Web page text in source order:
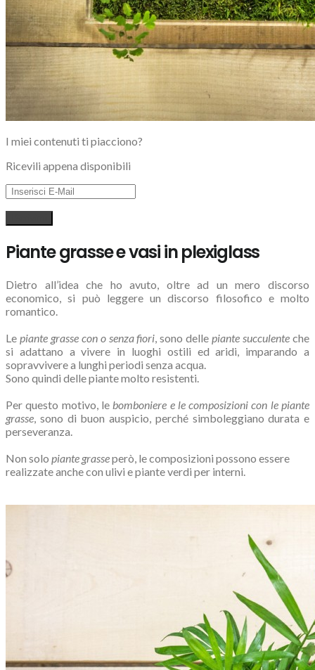
I miei contenuti ti piacciono?
Ricevili appena disponibili
Piante grasse e vasi in plexiglass
Dietro all’idea che ho avuto, oltre ad un mero discorso
economico, si può leggere un discorso filosofico e molto
romantico.
Le piante grasse con o senza fiori, sono delle piante succulente che
si adattano a vivere in luoghi ostili ed aridi, imparando a
sopravvivere a lunghi periodi senza acqua.
Sono quindi delle piante molto resistenti.
Per questo motivo, lebomboniere e le composizioni con le piante
grasse, sono di buon auspicio, perché simboleggiano durata e
perseveranza.
Non solo piante grasseperò, le composizioni possono essere
realizzate anche con ulivi e piante verdi per interni.